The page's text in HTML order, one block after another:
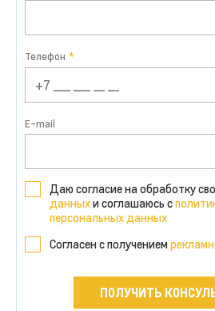
Телефон
E-mail
Даю согласие на обработку
данныхи соглашаюсь с
персональных данных
Согласен с получением
ПОЛУЧИТЬ